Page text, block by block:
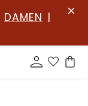
DAMEN |